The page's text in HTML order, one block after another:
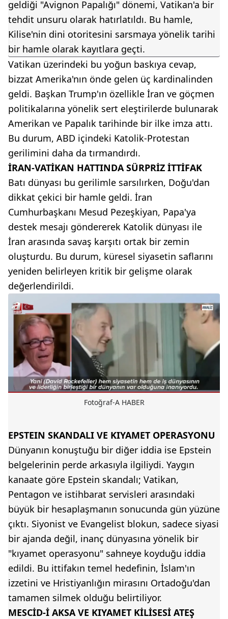
geldiği "Avignon Papalığı" dönemi, Vatikan'a bir
tehdit unsuru olarak hatırlatıldı. Bu hamle,
Kilise'nin dini otoritesini sarsmaya yönelik tarihi
bir hamle olarak kayıtlara geçti.
Vatikan üzerindeki bu yoğun baskıya cevap,
bizzat Amerika'nın önde gelen üç kardinalinden
geldi. Başkan Trump'ın özellikle İran ve göçmen
politikalarına yönelik sert eleştirilerde bulunarak
Amerikan ve Papalık tarihinde bir ilke imza attı.
Bu durum, ABD içindeki Katolik-Protestan
gerilimini daha da tırmandırdı.
İRAN-VATİKAN HATTINDA SÜRPRİZ İTTİFAK
Batı dünyası bu gerilimle sarsılırken, Doğu'dan
dikkat çekici bir hamle geldi. İran
Cumhurbaşkanı Mesud Pezeşkiyan, Papa'ya
destek mesajı göndererek Katolik dünyası ile
İran arasında savaş karşıtı ortak bir zemin
oluşturdu. Bu durum, küresel siyasetin saflarını
yeniden belirleyen kritik bir gelişme olarak
değerlendirildi.
Fotoğraf-A HABER
EPSTEIN SKANDALI VE KIYAMET OPERASYONU
Dünyanın konuştuğu bir diğer iddia ise Epstein
belgelerinin perde arkasıyla ilgiliydi. Yaygın
kanaate göre Epstein skandalı; Vatikan,
Pentagon ve istihbarat servisleri arasındaki
büyük bir hesaplaşmanın sonucunda gün yüzüne
çıktı. Siyonist ve Evangelist blokun, sadece siyasi
bir ajanda değil, inanç dünyasına yönelik bir
"kıyamet operasyonu" sahneye koyduğu iddia
edildi. Bu ittifakın temel hedefinin, İslam'ın
izzetini ve Hristiyanlığın mirasını Ortadoğu'dan
tamamen silmek olduğu belirtiliyor.
MESCİD-İ AKSA VE KIYAMET KİLİSESİ ATEŞ